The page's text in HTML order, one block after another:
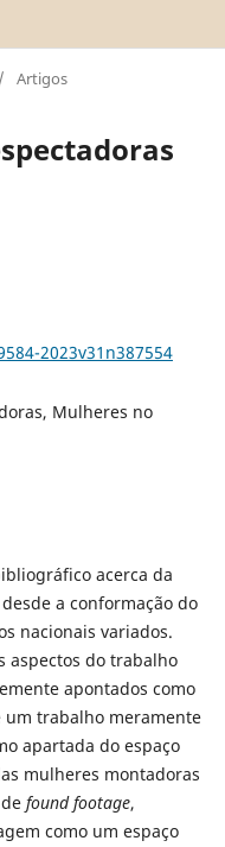
/ Artigos
2023v31n387554
Mulheres no
acerca da
a conformação do
nacionais variados.
aspectos do trabalho
apontados como
um trabalho meramente
apartada do espaço
mulheres montadoras
found footage,
como um espaço